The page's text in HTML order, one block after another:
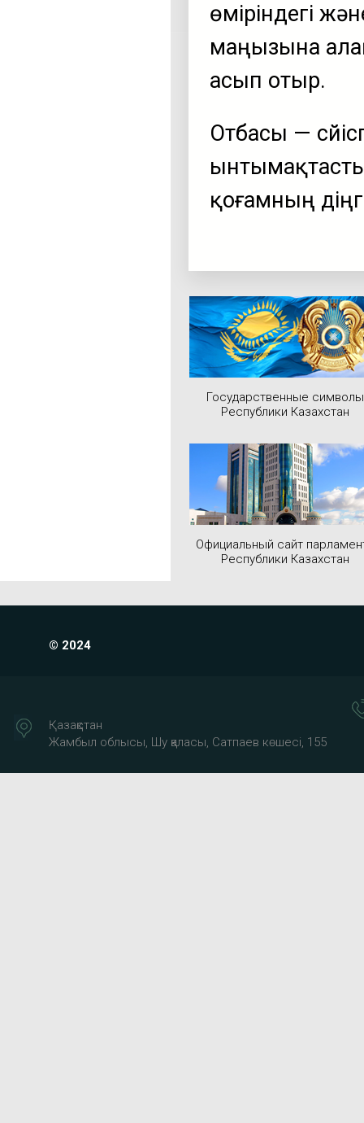
өміріндегі
маңызына
асып отыр.
Отбасы —
қоғамның
Государственные символы
Республики Казахстан
Официальный сайт
Республики Казахстан
© 2024
Қазақстан
Жамбыл облысы, Шу қаласы, Сатпаев көшесі, 155